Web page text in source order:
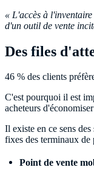
« L'accès à
d'un outil de vente
Des files
46 % des clients
C'est pourquoi il est
acheteurs
Il existe en ce sens
fixes des terminaux
Point de vente